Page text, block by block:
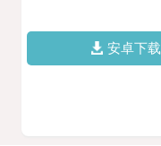
安卓下载